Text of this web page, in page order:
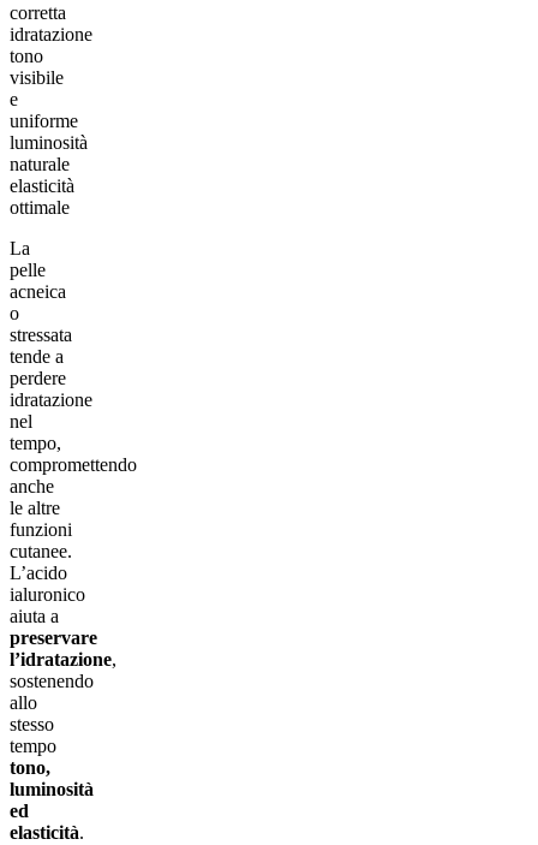
corretta
idratazione
tono
visibile
e
uniforme
luminosità
naturale
elasticità
ottimale
La
pelle
acneica
o
stressata
tende a
perdere
idratazione
nel
tempo,
compromettendo
anche
le altre
funzioni
cutanee.
L’acido
ialuronico
aiuta a
preservare
l’idratazione,
sostenendo
allo
stesso
tempo
tono,
luminosità
ed
elasticità.